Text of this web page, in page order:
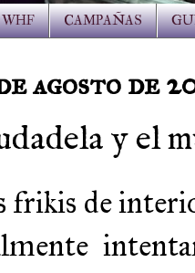
CAMPAÑAS
agosto de
y el
frikis de